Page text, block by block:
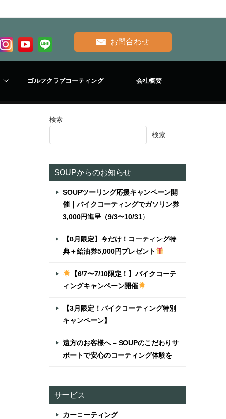
お問合わせ
ゴルフクラブコーティング 会社概要
検索
検索
SOUPからのお知らせ
SOUPツーリング応援キャンペーン開
催｜バイクコーティングでガソリン券
3,000円進呈（9/3〜10/31）
【8月限定】今だけ！コーティング特
典＋給油券5,000円プレゼント
【6/7〜7/10限定！】バイクコーテ
ィングキャンペーン開催
【3月限定！バイクコーティング特別
キャンペーン】
遠方のお客様へ – SOUPのこだわりサ
ポートで安心のコーティング体験を
サービス
カーコーティング